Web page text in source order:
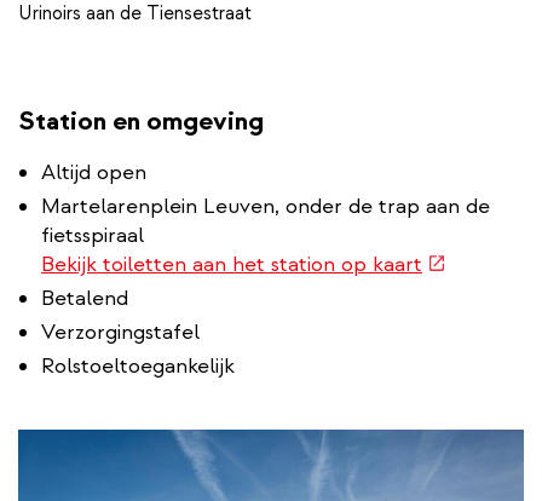
Urinoirs aan de Tiensestraat
Station en omgeving
Altijd open
Martelarenplein Leuven, onder de trap aan de
fietsspiraal
Bekijk toiletten aan het station op kaart (externe
Betalend
Verzorgingstafel
Rolstoeltoegankelijk